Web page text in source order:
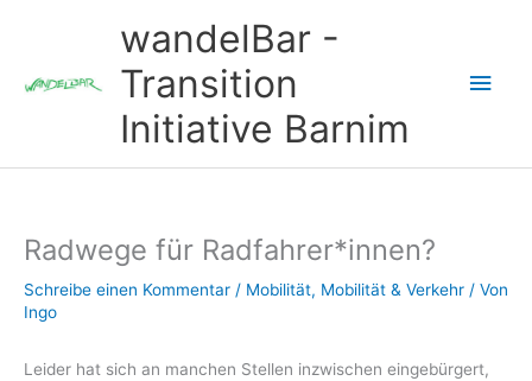
wandelBar -
Transition
Initiative Barnim
Radwege für Radfahrer*innen?
Schreibe einen Kommentar / Mobilität, Mobilität & Verkehr / Von
Ingo
Leider hat sich an manchen Stellen inzwischen eingebürgert,